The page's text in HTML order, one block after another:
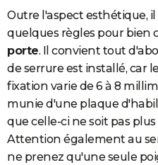
Outre l'aspect esthétique,
quelques règles pour bien
porte. Il convient tout
de serrure est installé, car
fixation varie de 6 à 8
munie d'une plaque
que celle-ci ne soit pas
Attention également au
ne prenez qu'une seule